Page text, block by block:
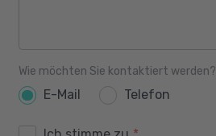
Wie möchten Sie kontaktiert werden?
E-Mail Telefon